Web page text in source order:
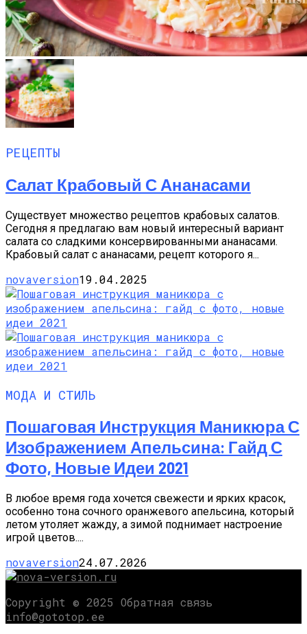
РЕЦЕПТЫ
Салат Крабовый С Ананасами
Существует множество рецептов крабовых салатов.
Сегодня я предлагаю вам новый интересный вариант
салата со сладкими консервированными ананасами.
Крабовый салат с ананасами, рецепт которого я...
novaversion19.04.2025
МОДА И СТИЛЬ
Пошаговая Инструкция Маникюра С
Изображением Апельсина: Гайд С
Фото, Новые Идеи 2021
В любое время года хочется свежести и ярких красок,
особенно тона сочного оранжевого апельсина, который
летом утоляет жажду, а зимой поднимает настроение
игрой цветов....
novaversion24.07.2026
Copyright © 2025 Обратная связь
info@gototop.ee